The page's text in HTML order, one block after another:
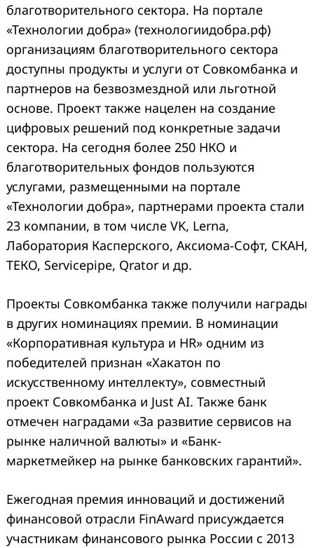
благотворительного сектора. На портале
«Технологии добра» (технологиидобра.рф)
организациям благотворительного сектора
доступны продукты и услуги от Совкомбанка и
партнеров на безвозмездной или льготной
основе. Проект также нацелен на создание
цифровых решений под конкретные задачи
сектора. На сегодня более 250 НКО и
благотворительных фондов пользуются
услугами, размещенными на портале
«Технологии добра», партнерами проекта стали
23 компании, в том числе VK, Lerna,
Лаборатория Касперского, Аксиома-Софт, СКАН,
ТЕКО, Servicepipe, Qrator и др.
Проекты Совкомбанка также получили награды
в других номинациях премии. В номинации
«Корпоративная культура и HR» одним из
победителей признан «Хакатон по
искусственному интеллекту», совместный
проект Совкомбанка и Just AI. Также банк
отмечен наградами «За развитие сервисов на
рынке наличной валюты» и «Банк-
маркетмейкер на рынке банковских гарантий».
Ежегодная премия инноваций и достижений
финансовой отрасли FinAward присуждается
участникам финансового рынка России с 2013